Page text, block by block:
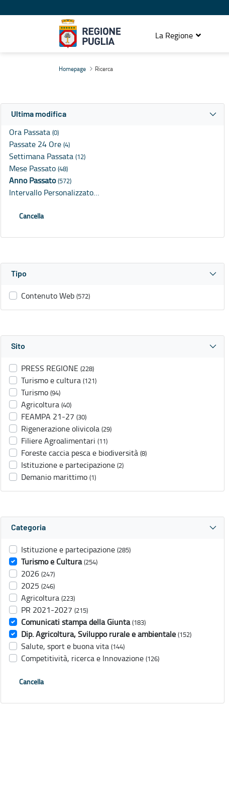
La Regione
Homepage Ricerca
Ultima modifica
Ora Passata (0)
Passate 24 Ore (4)
Settimana Passata (12)
Mese Passato (48)
Anno Passato(572)
Intervallo Personalizzato…
Cancella
Tipo
Contenuto Web (572)
Sito
PRESS REGIONE (228)
Turismo e cultura (121)
Turismo (94)
Agricoltura (40)
FEAMPA 21-27 (30)
Rigenerazione olivicola (29)
Filiere Agroalimentari (11)
Foreste caccia pesca e biodiversità (8)
Istituzione e partecipazione (2)
Demanio marittimo (1)
Categoria
Istituzione e partecipazione (285)
Turismo e Cultura (254)
2026 (247)
2025 (246)
Agricoltura (223)
PR 2021-2027 (215)
Comunicati stampa della Giunta (183)
Dip. Agricoltura, Sviluppo rurale e ambientale (152)
Salute, sport e buona vita (144)
Competitività, ricerca e Innovazione (126)
Cancella